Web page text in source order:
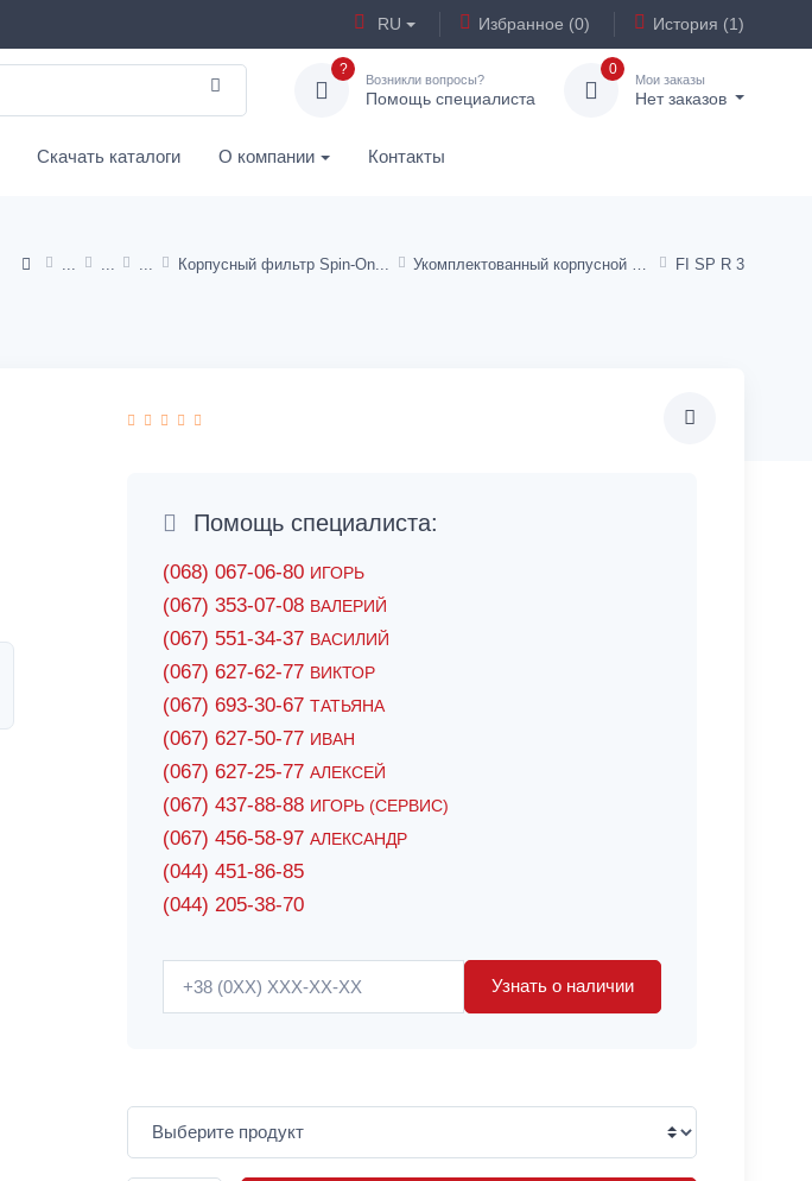
RU Избранное (0) История (1)
?
Возникли вопросы?
Помощь специалиста
0
Мои заказы
Нет заказов
Скачать каталоги О компании Контакты
Корпусный фильтр Spin-On Укомплектованный корпусной фильтр Spin-On FI SP R 3
Помощь специалиста:
(068) 067-06-80 ИГОРЬ
(067) 353-07-08 ВАЛЕРИЙ
(067) 551-34-37 ВАСИЛИЙ
(067) 627-62-77 ВИКТОР
(067) 693-30-67 ТАТЬЯНА
(067) 627-50-77 ИВАН
(067) 627-25-77 АЛЕКСЕЙ
(067) 437-88-88 ИГОРЬ (СЕРВИС)
(067) 456-58-97 АЛЕКСАНДР
(044) 451-86-85
(044) 205-38-70
Узнать о наличии